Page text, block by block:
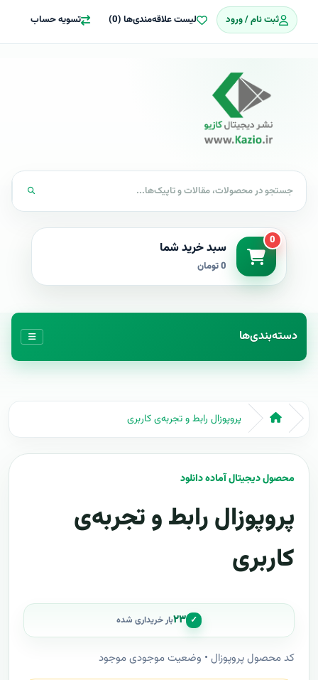
ثبت نام / ورود لیست علاقه‌مندی‌ها (0) تسویه حساب
0 سبد خرید شما
0 تومان
دسته‌بندی‌ها
پروپوزال رابط و تجربه‌ی کاربری
محصول دیجیتال آماده دانلود
پروپوزال رابط و تجربه‌ی
کاربری
✓ ۲۳بار خریداری شده
کد محصول پروپوزال • وضعیت موجودی موجود